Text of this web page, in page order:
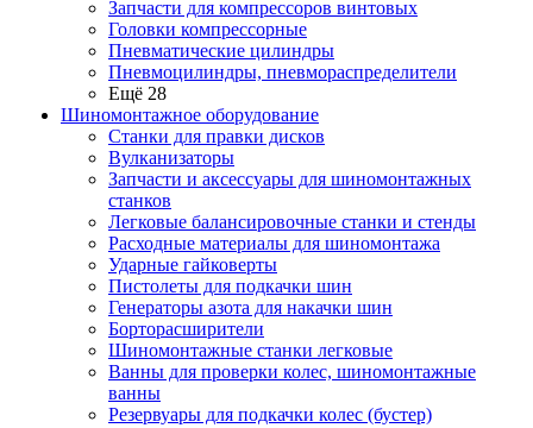
Запчасти для компрессоров винтовых
Головки компрессорные
Пневматические цилиндры
Пневмоцилиндры, пневмораспределители
Ещё 28
Шиномонтажное оборудование
Станки для правки дисков
Вулканизаторы
Запчасти и аксессуары для шиномонтажных
станков
Легковые балансировочные станки и стенды
Расходные материалы для шиномонтажа
Ударные гайковерты
Пистолеты для подкачки шин
Генераторы азота для накачки шин
Борторасширители
Шиномонтажные станки легковые
Ванны для проверки колес, шиномонтажные
ванны
Резервуары для подкачки колес (бустер)